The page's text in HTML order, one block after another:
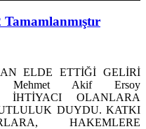
ELDE ETTİĞİ GELİRİ
Mehmet Akif Ersoy
İHTİYACI OLANLARA
DUYDU. KATKI
HAKEMLERE